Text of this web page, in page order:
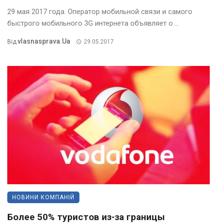
29 мая 2017 года. Оператор мобильной связи и самого
быстрого мобильного 3G интернета объявляет о ...
ВідVlasnasprava.ua 29.05.2017
НОВИНИ КОМПАНІЙ
Более 50% туристов из-за границы